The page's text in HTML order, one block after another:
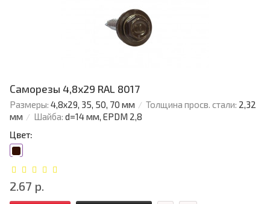
Саморезы 4,8х29 RAL 8017
Размеры: 4,8х29, 35, 50, 70 мм Толщина просв. стали: 2,32
мм
Шайба: d=14 мм, EPDM 2,8
Цвет:
2.67 р.